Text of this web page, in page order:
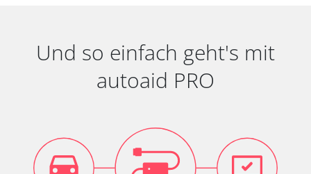
Und so einfach geht's mit
autoaid PRO